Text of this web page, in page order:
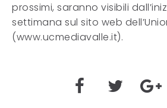
prossimi, saranno visibili
settimana sul sito web
(www.ucmediavalle.it).